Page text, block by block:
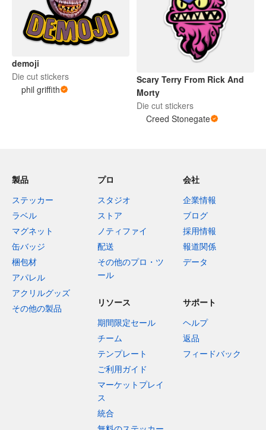
demoji
Die cut stickers
phil griffith
Scary Terry From Rick And
Morty
Die cut stickers
Creed Stonegate
製品
ステッカー
ラベル
マグネット
缶バッジ
梱包材
アパレル
アクリルグッズ
その他の製品
プロ
スタジオ
ストア
ノティファイ
配送
その他のプロ・ツ
ール
会社
企業情報
ブログ
採用情報
報道関係
データ
リソース
期間限定セール
チーム
テンプレート
ご利用ガイド
マーケットプレイ
ス
統合
サポート
ヘルプ
返品
フィードバック